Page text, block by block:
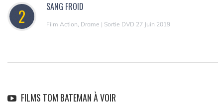
2 SANG FROID
Film Action, Drame | Sortie DVD 27 Juin 2019
FILMS TOM BATEMAN À VOIR